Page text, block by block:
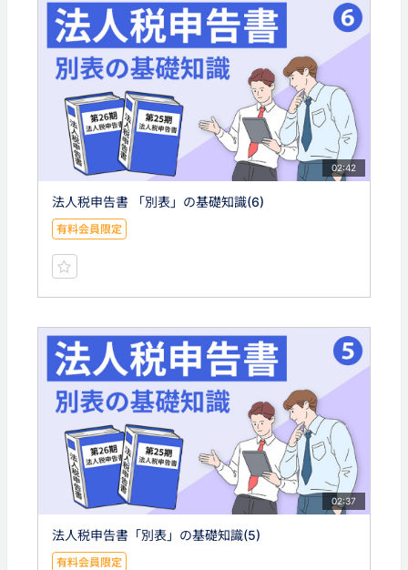
02:42
法人税申告書 「別表」の基礎知識(6)
有料会員限定
02:37
法人税申告書「別表」の基礎知識(5)
有料会員限定